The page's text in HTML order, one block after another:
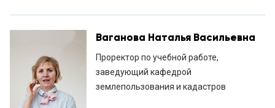
Ваганова Наталья Васильевна
Проректор по учебной работе,
заведующий кафедрой
землепользования и кадастров